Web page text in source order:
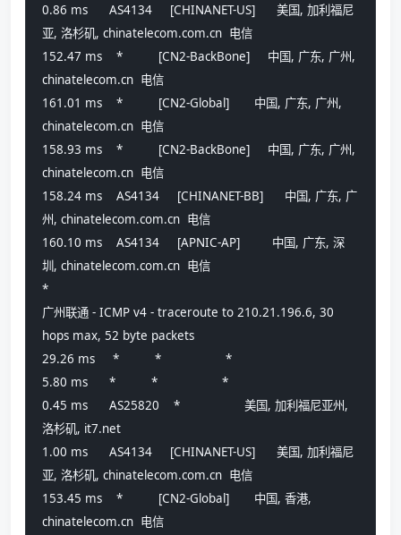
0.86 ms      AS4134     [CHINANET-US]      美国, 加利福尼
亚, 洛杉矶, chinatelecom.com.cn  电信
152.47 ms    *          [CN2-BackBone]     中国, 广东, 广州,
chinatelecom.cn  电信
161.01 ms    *          [CN2-Global]       中国, 广东, 广州,
chinatelecom.cn  电信
158.93 ms    *          [CN2-BackBone]     中国, 广东, 广州,
chinatelecom.cn  电信
158.24 ms    AS4134     [CHINANET-BB]      中国, 广东, 广
州, chinatelecom.com.cn  电信
160.10 ms    AS4134     [APNIC-AP]         中国, 广东, 深
圳, chinatelecom.com.cn  电信
*
广州联通 - ICMP v4 - traceroute to 210.21.196.6, 30
hops max, 52 byte packets
29.26 ms     *          *                  *
5.80 ms      *          *                  *
0.45 ms      AS25820    *                  美国, 加利福尼亚州,
洛杉矶, it7.net
1.00 ms      AS4134     [CHINANET-US]      美国, 加利福尼
亚, 洛杉矶, chinatelecom.com.cn  电信
153.45 ms    *          [CN2-Global]       中国, 香港,
chinatelecom.cn  电信